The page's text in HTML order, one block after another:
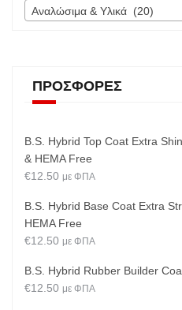
Αναλώσιμα & Υλικά (20)
ΠΡΟΣΦΟΡΈΣ
B.S. Hybrid Top Coat Extra
& HEMA Free
€12.50 με ΦΠΑ
B.S. Hybrid Base Coat Extra
HEMA Free
€12.50 με ΦΠΑ
B.S. Hybrid Rubber Builder
€12.50 με ΦΠΑ